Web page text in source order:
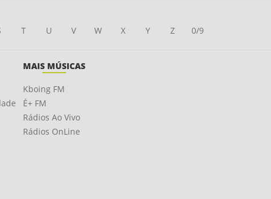
T U V W X Y Z 0/9
MAIS MÚSICAS
Kboing FM
É+ FM
Rádios Ao Vivo
Rádios OnLine